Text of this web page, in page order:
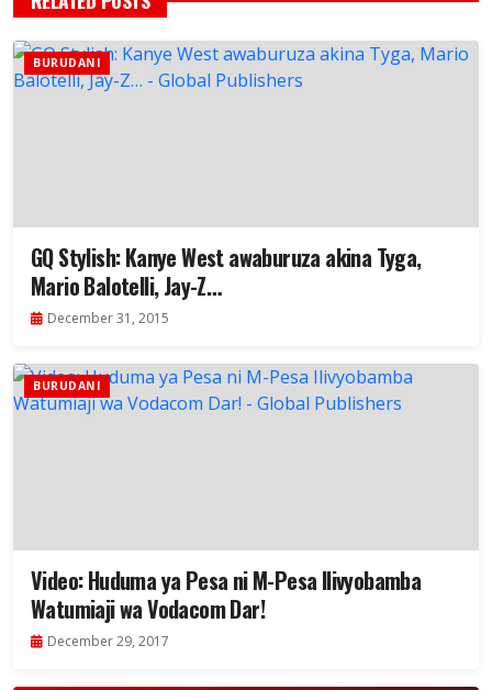
BURUDANI
GQ Stylish: Kanye West awaburuza akina Tyga,
Mario Balotelli, Jay-Z…
December 31, 2015
BURUDANI
Video: Huduma ya Pesa ni M-Pesa Ilivyobamba
Watumiaji wa Vodacom Dar!
December 29, 2017